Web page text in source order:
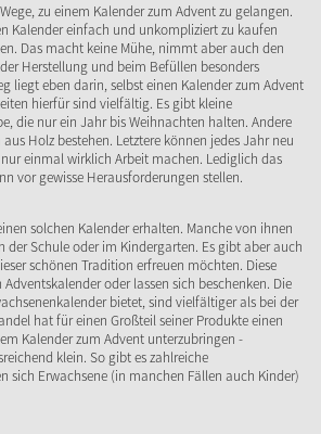
zu einem Kalender zum Advent zu gelangen.
Kalender einfach und unkompliziert zu kaufen
Das macht keine Mühe, nimmt aber auch den
Herstellung und beim Befüllen besonders
liegt eben darin, selbst einen Kalender zum Advent
hierfür sind vielfältig. Es gibt kleine
die nur ein Jahr bis Weihnachten halten. Andere
Holz bestehen. Letztere können jedes Jahr neu
einmal wirklich Arbeit machen. Lediglich das
vor gewisse Herausforderungen stellen.
solchen Kalender erhalten. Manche von ihnen
der Schule oder im Kindergarten. Es gibt aber auch
schönen Tradition erfreuen möchten. Diese
oder lassen sich beschenken. Die
bietet, sind vielfältiger als bei der
hat für einen Großteil seiner Produkte einen
Kalender zum Advent unterzubringen -
klein. So gibt es zahlreiche
sich Erwachsene (in manchen Fällen auch Kinder)